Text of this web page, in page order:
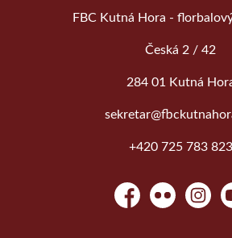
FBC Kutná Hora -
Česká 2 / 42
284 01 Kutná
+420 725 783 823
FacebookFlickr